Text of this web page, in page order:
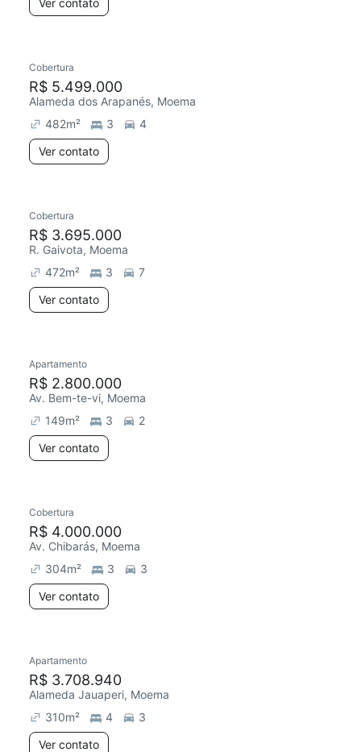
Ver contato
Cobertura
R$ 5.499.000
Alameda dos Arapanés, Moema
482m² 3
4
Ver contato
Cobertura
R$ 3.695.000
R. Gaivota, Moema
472m² 3
7
Ver contato
Apartamento
R$ 2.800.000
Av. Bem-te-vi, Moema
149m² 3
2
Ver contato
Cobertura
R$ 4.000.000
Av. Chibarás, Moema
304m² 3
3
Ver contato
Apartamento
R$ 3.708.940
Alameda Jauaperi, Moema
310m² 4
3
Ver contato